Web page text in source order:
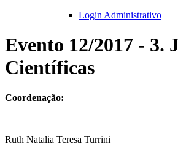
Login Administrativo
Evento 12/2017 - 3.
Científicas
Coordenação:
Ruth Natalia Teresa Turrini